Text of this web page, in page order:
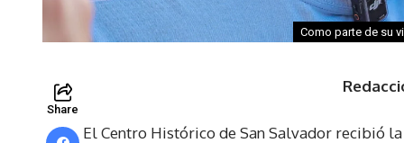
Como parte de su
Share
El Centro Histórico de San Salvador recibió